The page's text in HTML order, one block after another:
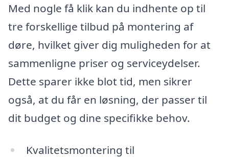
Med nogle få klik kan du indhente op til
tre forskellige tilbud på montering af
døre, hvilket giver dig muligheden for at
sammenligne priser og serviceydelser.
Dette sparer ikke blot tid, men sikrer
også, at du får en løsning, der passer til
dit budget og dine specifikke behov.
Kvalitetsmontering til